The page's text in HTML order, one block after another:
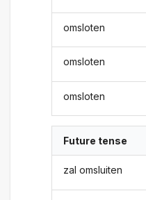
omsloten
omsloten
omsloten
Future tense
zal omsluiten